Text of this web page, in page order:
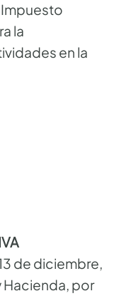
la
en la
de diciembre,
por